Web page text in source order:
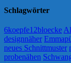
Schlagwörter
6koepfe12bloecke
designnäher
neues Schnittmuster
probenähen